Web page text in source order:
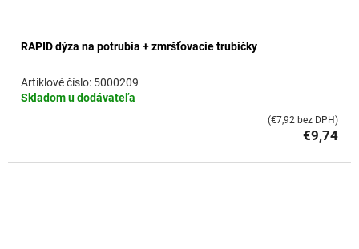
RAPID dýza na potrubia + zmršťovacie trubičky
Skladom u dodávateľa
5000209
€9,74
(€7,92 bez DPH)